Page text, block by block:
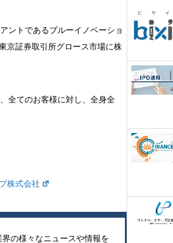
ントであるブルーイノベーショ
京証券取引所グロース市場に株
全てのお客様に対し、全身全
株式会社
の様々なニュースや情報を